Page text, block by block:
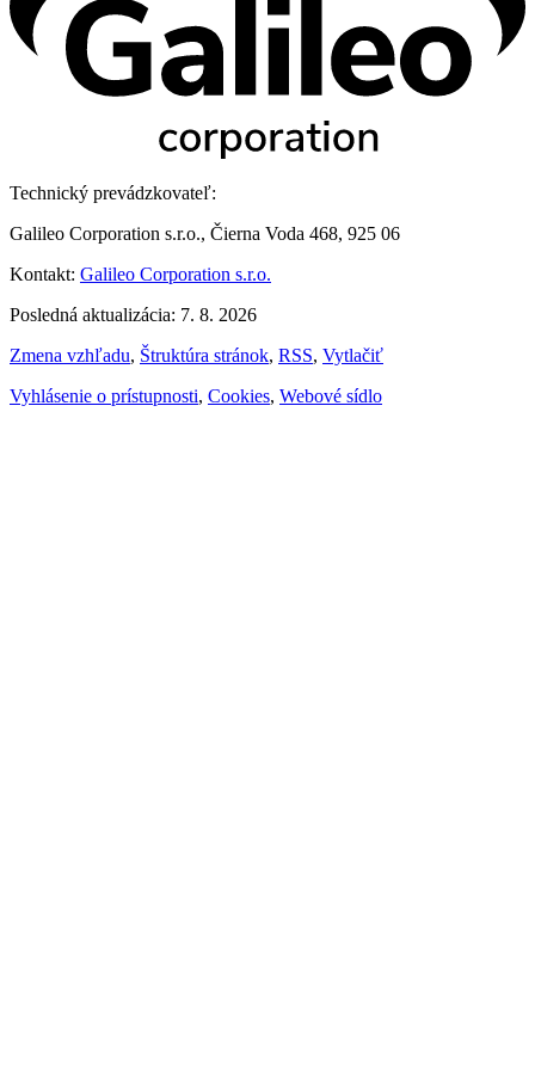
Technický prevádzkovateľ:
Galileo Corporation s.r.o., Čierna Voda 468, 925 06
Kontakt: Galileo Corporation s.r.o.
Posledná aktualizácia: 7. 8. 2026
Zmena vzhľadu, Štruktúra stránok, RSS, Vytlačiť
Vyhlásenie o prístupnosti, Cookies, Webové sídlo